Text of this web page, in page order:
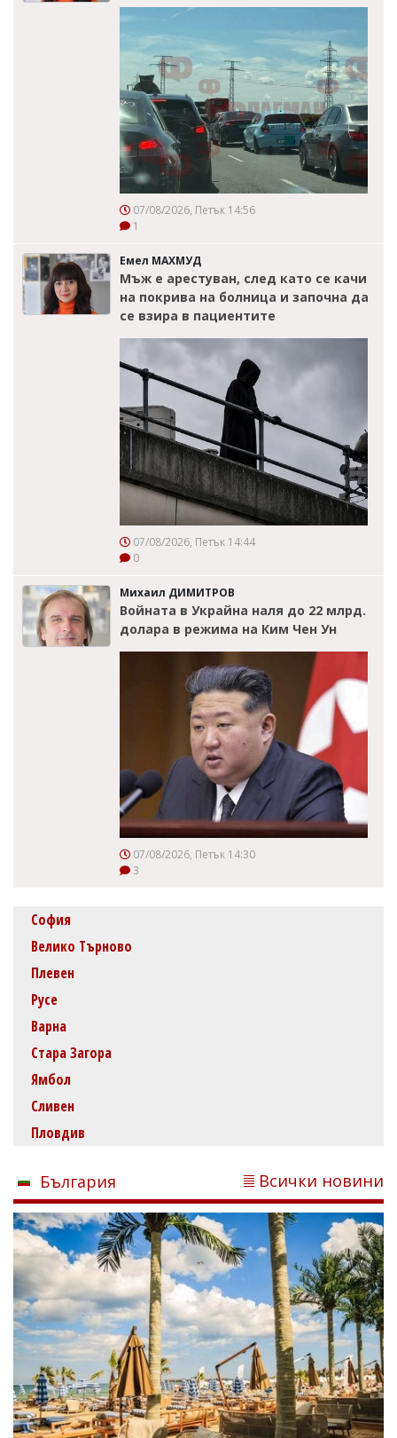
07/08/2026, Петък 14:56
1
Емел МАХМУД
Мъж е арестуван, след като се качи
на покрива на болница и започна да
се взира в пациентите
07/08/2026, Петък 14:44
0
Михаил ДИМИТРОВ
Войната в Украйна наля до 22 млрд.
долара в режима на Ким Чен Ун
07/08/2026, Петък 14:30
3
София
Велико Търново
Плевен
Русе
Варна
Стара Загора
Ямбол
Сливен
Пловдив
България Всички новини